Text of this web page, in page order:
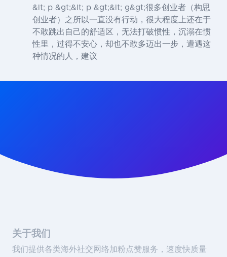
&lt; p &gt;&lt; p &gt;&lt; g&gt;很多创业者（构思
创业者）之所以一直没有行动，很大程度上还在于
不敢跳出自己的舒适区，无法打破惯性，沉溺在惯
性里，过得不安心，却也不敢多迈出一步，遭遇这
种情况的人，建议
关于我们
我们提供各类海外社交网络加粉点赞服务，速度快质量